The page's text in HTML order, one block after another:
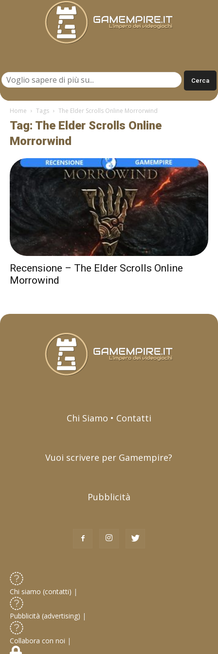
Home Tags The Elder Scrolls Online Morrorwind
Tag: The Elder Scrolls Online
Morrorwind
Recensione – The Elder Scrolls Online
Morrowind
Chi Siamo • Contatti
Vuoi scrivere per Gamempire?
Pubblicità
Chi siamo (contatti) |
Pubblicità (advertising) |
Collabora con noi |